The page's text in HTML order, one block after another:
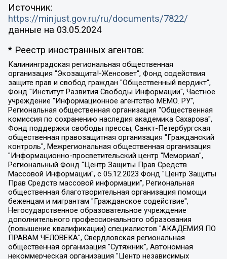
Источник:
https://minjust.gov.ru/ru/documents/7822/
данные на 03.05.2024
* Реестр иностранных агентов:
Калининградская региональная общественная организация "Экозащита!-Женсовет", Фонд содействия защите прав и свобод граждан "Общественный вердикт", Фонд "Институт Развития Свободы Информации", Частное учреждение "Информационное агентство МЕМО. РУ", Региональная общественная организация "Общественная комиссия по сохранению наследия академика Сахарова", Фонд поддержки свободы прессы, Санкт-Петербургская общественная правозащитная организация "Гражданский контроль", Межрегиональная общественная организация "Информационно-просветительский центр "Мемориал", Региональный Фонд "Центр Защиты Прав Средств Массовой Информации", с 05.12.2023 Фонд "Центр Защиты Прав Средств массовой информации", Региональная общественная благотворительная организация помощи беженцам и мигрантам "Гражданское содействие", Негосударственное образовательное учреждение дополнительного профессионального образования (повышение квалификации) специалистов "АКАДЕМИЯ ПО ПРАВАМ ЧЕЛОВЕКА", Свердловская региональная общественная организация "Сутяжник", Автономная некоммерческая организация "Центр независимых социологических исследований", Союз общественных объединений "Российский исследовательский центр по правам человека", Региональное общественное учреждение научно-информационный центр "МЕМОРИАЛ", Некоммерческая организация "Фонд защиты гласности", Автономная некоммерческая организация "Институт прав человека", Городская общественная организация "Екатеринбургское общество "МЕМОРИАЛ", Городская общественная организация "Рязанское историко-просветительское и правозащитное общество "Мемориал" (Рязанский Мемориал), Челябинский региональный орган общественной самодеятельности – женское общественное объединение "Женщины Евразии", Челябинский региональный орган общественной самодеятельности "Уральская правозащитная группа", Фонд содействия защите здоровья и социальной справедливости имени Андрея Рылькова, Автономная Некоммерческая Организация "Аналитический Центр Юрия Левады", Автономная некоммерческая организация социальной поддержки населения "Проект Апрель", Региональная общественная организация помощи женщинам и детям, находящимся в кризисной ситуации "Информационно-методический центр "Анна", Фонд содействия развитию массовых коммуникаций и правовому просвещению "Так-так-Так", Фонд содействия устойчивому развитию "Серебряная тайга", Свердловский региональный общественный фонд социальных проектов "Новое время", "Idel.Реалии", Кавказ.Реалии, Крым.Реалии, Телеканал Настоящее Время, Татаро-башкирская служба Радио Свобода (Azatliq Radiosi), Радио Свободная Европа/Радио Свобода (PCE/PC), "Сибирь.Реалии", "Фактограф", Благотворительный фонд помощи осужденным и их семьям, Автономная некоммерческая организация "Институт глобализации и социальных движений", Фонд "В защиту прав заключенных", Частное учреждение "Центр поддержки и содействия развитию средств массовой информации", Пензенский региональный общественный благотворительный фонд "Гражданский союз", "Север.Реалии", Некоммерческая организация Фонд "Правовая инициатива", Общество с ограниченной ответственностью "Радио Свободная Европа/Радио Свобода", Чешское информационное агентство "MEDIUM-ORIENT", Красноярская региональная общественная организация "Мы против СПИДа", Камалягин Денис Николаевич, Маркелов Сергей Евгеньевич, Пономарев Лев Александрович, Савицкая Людмила Алексеевна, Автономная некоммерческая организация "Центр по работе с проблемой насилия "НАСИЛИЮ.НЕТ", Межрегиональный профессиональный союз работников здравоохранения "Альянс врачей", Юридическое лицо, зарегистрированное в Латвийской Республике, SIA "Medusa Project" (регистрационный номер 40103797863, дата регистрации 10.06.2014), Некоммерческая организация "Фонд по борьбе с коррупцией", Автономная некоммерческая организация "Институт права и публичной политики", Баданин Роман Сергеевич, Гликин Максим Александрович, Железнова Мария Михайловна, Лукьянова Юлия Сергеевна, Маетная Елизавета Витальевна, Маняхин Петр Борисович, Чуракова Ольга Владимировна, Ярош Юлия Петровна, Юридическое лицо "The Insider SIA", зарегистрированное в Риге, Латвийская Республика (дата регистрации 26.06.2015), являющееся администратором доменного имени интернет-издания "The Insider SIA", https://theins.ru, Постернак Алексей Евгеньевич, Рубин Михаил Аркадьевич, Анин Роман Александрович, Юридическое лицо Istories fonds, зарегистрированное в Латвийской Республике (регистрационный номер 50008295751, дата регистрации 24.02.2020), Великовский Дмитрий Александрович, Долинина Ирина Николаевна, Мароховская Алеся Алексеевна, Шлейнов Роман Юрьевич, Шмагун Олеся Валентиновна, Общество с ограниченной ответственностью "Альтаир 2021", Общество с ограниченной ответственностью "Вега 2021", Общество с ограниченной ответственностью "Главный редактор 2021", Общество с ограниченной ответственностью "Ромашки монолит", Важенков Артем Валерьевич, Ивановская областная общественная организация "Центр гендерных исследований", Гурман Юрий Альбертович, Медиапроект "ОВД-Инфо", Егоров Владимир Владимирович, Жилинский Владимир Александрович, Общество с ограниченной ответственностью "ЗП", Иванова София Юрьевна, Карезина Инна Павловна, Кильтау Екатерина Викторовна, Петров Алексей Викторович, Пискунов Сергей Евгеньевич, Смирнов Сергей Сергеевич, Тихонов Михаил Сергеевич, Общество с ограниченной ответственностью "ЖУРНАЛИСТ-ИНОСТРАННЫЙ АГЕНТ", Арапова Галина Юрьевна, Вольтская Татьяна Анатольевна, Американская компания "Mason G.E.S. Anonymous Foundation" (США), являющаяся владельцем интернет-издания https://mnews.world/, Компания "Stichting Bellingcat", зарегистрированная в Нидерландах (дата регистрации 11.07.2018), Захаров Андрей Вячеславович, Клепиковская Екатерина Дмитриевна, Общество с ограниченной ответственностью "МЕМО", Перл Роман Александрович, Симонов Евгений Алексеевич, Соловьева Елена Анатольевна, Сотников Даниил Владимирович, Сурначева Елизавета Дмитриевна, Автономная некоммерческая организация по защите прав человека и информированию населения "Якутия – Наше Мнение", Общество с ограниченной ответственностью "Москоу диджитал медиа", с 26.01.2023 Общество с ограниченной ответственностью "Чайка Белые сады", Ветошкина Валерия Валерьевна, Заговора Максим Александрович, Межрегиональное общественное движение "Российская ЛГБТ - сеть", Оленичев Максим Владимирович, Павлов Иван Юрьевич, Скворцова Елена Сергеевна, Общество с ограниченной ответственностью "Как бы инагент", Кочетков Игорь Викторович, Общество с ограниченной ответственностью "Честные выборы", Еланчик Олег Александрович, Общество с ограниченной ответственностью "Нобелевский призыв", Гималова Регина Эмилевна, Григорьев Андрей Валерьевич, Григорьева Алина Александровна, Ассоциация по содействию защите прав призывников, альтернативнослужащих и военнослужащих "Правозащитная группа "Гражданин.Армия.Право", Хисамова Регина Фаритовна, Автономная некоммерческая организация по реализации социально-правовых программ "Лилит", Дальневосточное общественное движение "Маяк", Санкт-Петербургская ЛГБТ-инициативная группа "Выход", Инициативная группа ЛГБТ+ "Реверс", Алексеев Андрей Викторович, Бекбулатова Таисия Львовна, Беляев Иван Михайлович, Владыкина Елена Сергеевна, Гельман Марат Александрович, Никульшина Вероника Юрьевна, Толоконникова Надежда Андреевна, Шендерович Виктор Анатольевич, Общество с ограниченной ответственностью "Данное сообщение", Общество с ограниченной ответственностью Издательский дом "Новая глава", Айнбиндер Александра Александровна, Московский комьюнити-центр для ЛГБТ+инициатив, Благотворительный фонд развития филантропии, Deutsche Welle (Германия, Kurt-Schumacher-Strasse 3, 53113 Bonn), Борзунова Мария Михайловна, Воробьев Виктор Викторович, Голубева Анна Львовна, Константинова Алла Михайловна, Малкова Ирина Владимировна, Мурадов Мурад Абдулгалимович, Осетинская Елизавета Николаевна, Понасенков Евгений Николаевич, Ганапольский Матвей Юрьевич, Киселев Евгений Алексеевич, Борухович Ирина Григорьевна, Дремин Иван Тимофеевич, Дубровский Дмитрий Викторович, Красноярская региональная общественная организация поддержки и развития альтернативных образовательных технологий и межкультурных коммуникаций "ИНТЕРРА", Маяковская Екатерина Алексеевна, Фейгин Марк Захарович, Филимонов Андрей Викторович, Дзугкоева Регина Николаевна, Доброхотов Роман Александрович, Дудь Юрий Александрович, Елкин Сергей Владимирович, Кругликов Кирилл Игоревич, Сабунаева Мария Леонидовна, Семенов Алексей Владимирович, Шаинян Карен Багратович, Шульман Екатерина Михайловна, Асафьев Артур Валерьевич, Вахштайн Виктор Семенович, Венедиктов Алексей Алексеевич, Лушникова Екатерина Евгеньевна, Волков Леонид Михайлович, Невзоров Александр Глебович, Пархоменко Сергей Борисович, Сироткин Ярослав Николаевич, Кара-Мурза Владимир Владимирович, Баранова Наталья Владимировна, Гозман Леонид Яковлевич, Кагарлицкий Борис Юльевич, Климарев Михаил Валерьевич, Милов Владимир Станиславович, Автономная некоммерческая организация Краснодарский центр современного искусства "Типография", Моргенштерн Алишер Тагирович, Соболь Любовь Эдуардовна, Общество с ограниченной ответственностью "ЛИЗА НОРМ", Каспаров Гарри Кимович, Ходорковский Михаил Борисович, Общество с ограниченной ответственностью "Апрельские тезисы", Данилович Ирина Брониславовна, Кашин Олег Владимирович, Петров Николай Владимирович, Пивоваров Алексей Владимирович, Соколов Михаил Владимирович, Цветкова Юлия Владимировна, Чичваркин Евгений Александрович, Комитет против пыток/Команда против пыток, Общество с ограниченной ответственностью "Первый научный", Общество с ограниченной ответственностью "Вертолет и ко", Белоцерковская Вероника Борисовна, Кац Максим Евгеньевич, Лазарева Татьяна Юрьевна, Шаведдинов Руслан Табризович, Яшин Илья Валерьевич, Общество с ограниченной ответственностью "Иноагент ААВ", Алешковский Дмитрий Петрович, Альбац Евгения Марковна, Быков Дмитрий Львович, Галямина Юлия Евгеньевна, Лойко Сергей Леонидович, Мартынов Кирилл Константинович, Медведев Сергей Александрович, Крашенинников Федор Геннадиевич, Гордеева Катерина Вл